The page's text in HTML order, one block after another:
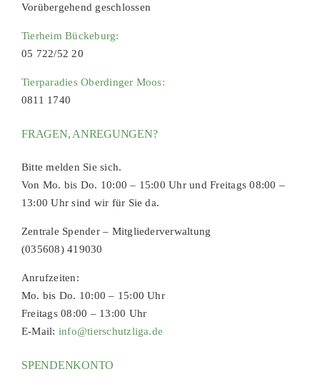
Vorübergehend geschlossen
Tierheim Bückeburg:
05 722/52 20
Tierparadies Oberdinger Moos:
0811 1740
FRAGEN, ANREGUNGEN?
Bitte melden Sie sich.
Von Mo. bis Do. 10:00 – 15:00 Uhr und Freitags 08:00 –
13:00 Uhr sind wir für Sie da.
Zentrale Spender – Mitgliederverwaltung
(035608) 419030
Anrufzeiten:
Mo. bis Do. 10:00 – 15:00 Uhr
Freitags 08:00 – 13:00 Uhr
E-Mail: info@tierschutzliga.de
SPENDENKONTO